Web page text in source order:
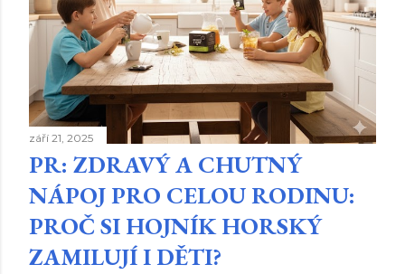
září 21, 2025
PR: ZDRAVÝ A CHUTNÝ
NÁPOJ PRO CELOU RODINU:
PROČ SI HOJNÍK HORSKÝ
ZAMILUJÍ I DĚTI?